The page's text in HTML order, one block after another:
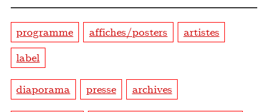
programme affiches/posters
artistes
label
diaporama presse archives